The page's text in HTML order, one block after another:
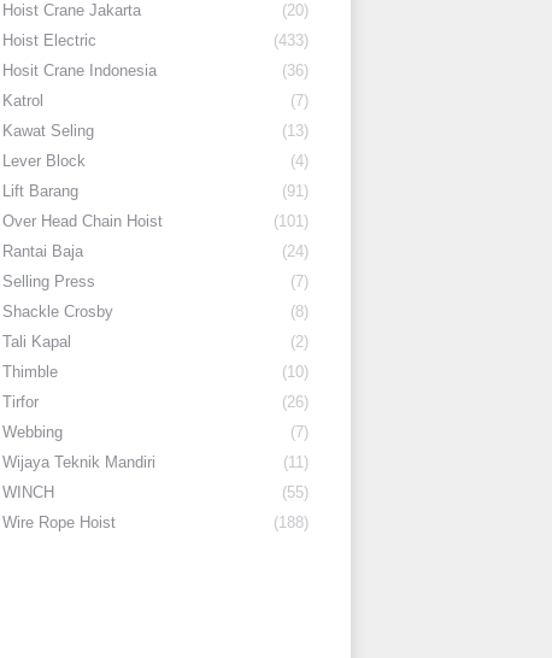
Hoist Crane Jakarta
(20)
Hoist Electric
(433)
Hosit Crane Indonesia
(36)
Katrol
(7)
Kawat Seling
(13)
Lever Block
(4)
Lift Barang
(91)
Over Head Chain Hoist
(101)
Rantai Baja
(24)
Selling Press
(7)
Shackle Crosby
(8)
Tali Kapal
(2)
Thimble
(10)
Tirfor
(26)
Webbing
(7)
Wijaya Teknik Mandiri
(11)
WINCH
(55)
Wire Rope Hoist
(188)